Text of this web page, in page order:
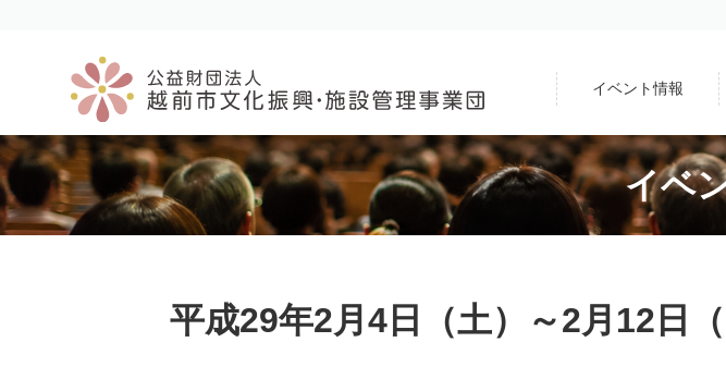
ス
キ
ッ
プ
ン
に
移
動
イベント情報
イベ
平成29年2月4日（土）～2月12日